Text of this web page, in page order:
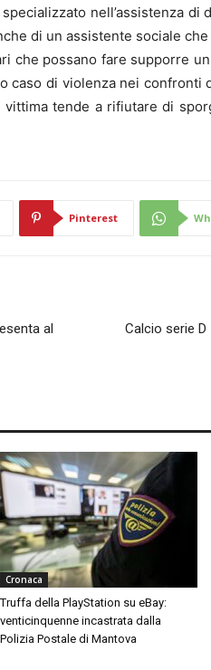
nell’assistenza di
di un assistente sociale
che possano fare supporre
caso di violenza nei confronti
tende a rifiutare di
Pinterest
al
Calcio serie
Cronaca
Truffa della PlayStation su eBay:
venticinquenne incastrata dalla
Polizia Postale di Mantova